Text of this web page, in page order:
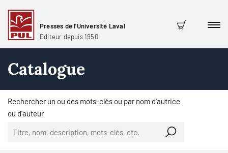
Presses de l'Université Laval
Éditeur depuis 1950
Panier
Catalogue
Rechercher un ou des mots-clés ou par nom d'autrice
ou d'auteur